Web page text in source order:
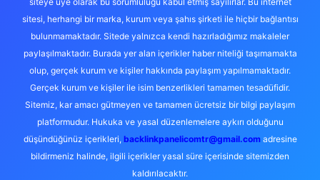
sitesi, herhangi bir marka, kurum veya şahıs şirketi ile hiçbir bağlantısı
bulunmamaktadır. Sitede yalnızca kendi hazırladığımız makaleler
paylaşılmaktadır. Burada yer alan içerikler haber niteliği taşımamakta
olup, gerçek kurum ve kişiler hakkında paylaşım yapılmamaktadır.
Gerçek kurum ve kişiler ile isim benzerlikleri tamamen tesadüfidir.
Sitemiz, kar amacı gütmeyen ve tamamen ücretsiz bir bilgi paylaşım
platformudur. Hukuka ve yasal düzenlemelere aykırı olduğunu
düşündüğünüz içerikleri, backlinkpanelicomtr@gmail.comadresine
bildirmeniz halinde, ilgili içerikler yasal süre içerisinde sitemizden
kaldırılacaktır.